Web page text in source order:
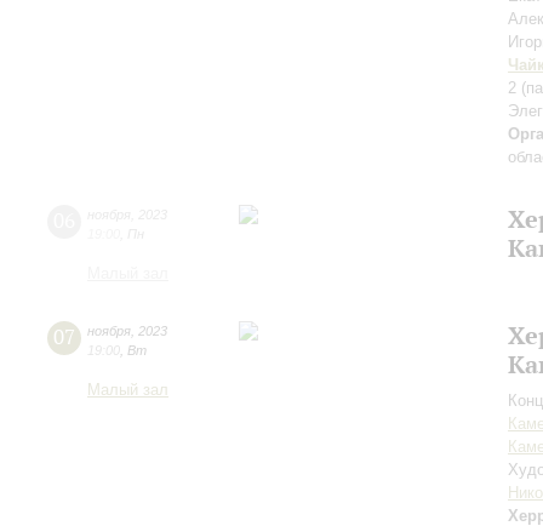
2
07 ноября 2023
19:00 Вт
Малый зал